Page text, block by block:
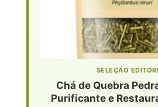
SELEÇÃO
Chá de Quebra
Purificante e